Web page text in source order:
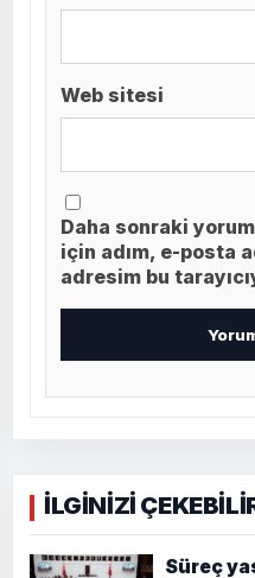
Web sitesi
Daha sonraki
için adım, e-posta
adresim bu
İLGİNİZİ
Süreç